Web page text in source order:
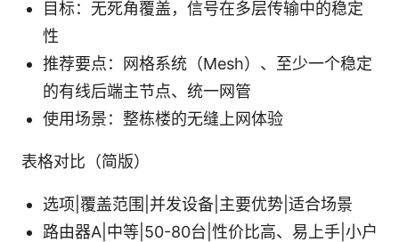
目标：无死角覆盖，信号在多层传输中的稳定
性
推荐要点：网格系统（Mesh）、至少一个稳定
的有线后端主节点、统一网管
使用场景：整栋楼的无缝上网体验
表格对比（简版）
选项|覆盖范围|并发设备|主要优势|适合场景
路由器A|中等|50-80台|性价比高、易上手|小户